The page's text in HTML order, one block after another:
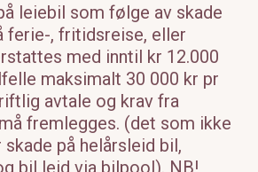
leiebil som følge av skade
ferie-, fritidsreise, eller
med inntil kr 12.000
maksimalt 30 000 kr pr
avtale og krav fra
fremlegges. (det som ikke
på helårsleid bil,
bil leid via bilpool). NB!